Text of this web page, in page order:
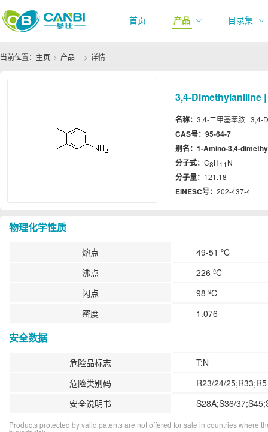
首页 产品 目录集
当前位置： 主页 产品 详情
3,4-Dimethylaniline
名称： 3,4-二甲基苯胺 | 3,4-
CAS号： 95-64-7
别名： 1-Amino-3,4-
分子式： C8H11N
分子量： 121.18
EINESC号： 202-437-4
物理化学性质
熔点
49-51 ºC
沸点
226 ºC
闪点
98 ºC
密度
1.076
安全数据
危险品标志
T;N
危险类别码
R23/24/
安全说明书
S28A;S36/
Products protected by valid patents are not offered for sale in countries where